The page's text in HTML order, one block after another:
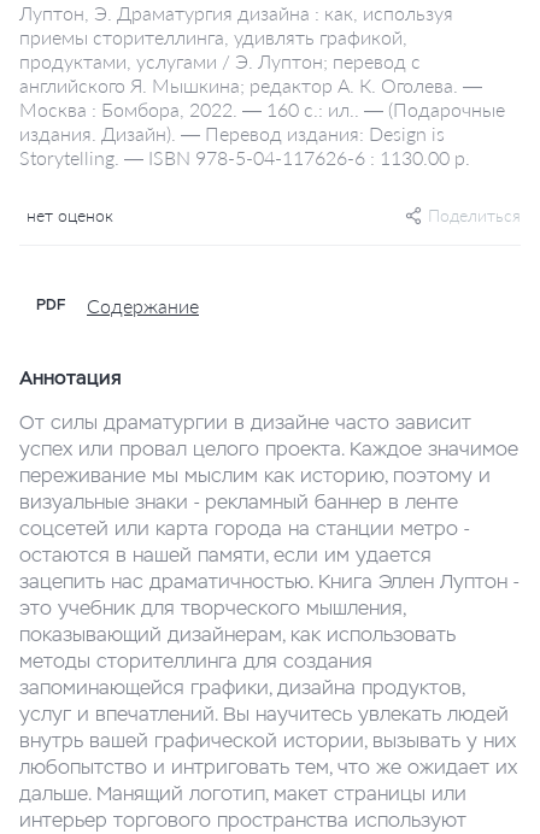
Луптон, Э. Драматургия дизайна : как, используя
приемы сторителлинга, удивлять графикой,
продуктами, услугами / Э. Луптон; перевод с
английского Я. Мышкина; редактор А. К. Оголева. —
Москва : Бомбора, 2022. — 160 с.: ил.. — (Подарочные
издания. Дизайн). — Перевод издания: Design is
Storytelling. — ISBN 978-5-04-117626-6 : 1130.00 р.
нет оценок Поделиться
PDF Содержание
Аннотация
От силы драматургии в дизайне часто зависит
успех или провал целого проекта. Каждое значимое
переживание мы мыслим как историю, поэтому и
визуальные знаки - рекламный баннер в ленте
соцсетей или карта города на станции метро -
остаются в нашей памяти, если им удается
зацепить нас драматичностью. Книга Эллен Луптон -
это учебник для творческого мышления,
показывающий дизайнерам, как использовать
методы сторителлинга для создания
запоминающейся графики, дизайна продуктов,
услуг и впечатлений. Вы научитесь увлекать людей
внутрь вашей графической истории, вызывать у них
любопытство и интриговать тем, что же ожидает их
дальше. Манящий логотип, макет страницы или
интерьер торгового пространства используют